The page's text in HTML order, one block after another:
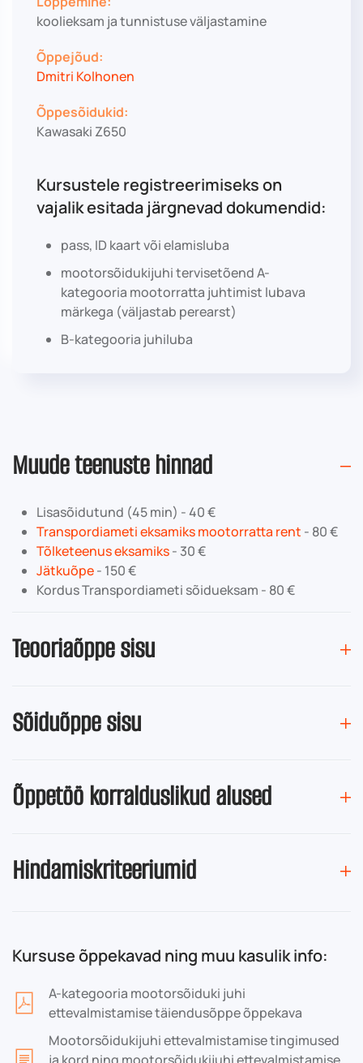
koolieksam ja tunnistuse väljastamine
Õppejõud:
Dmitri Kolhonen
Õppesõidukid:
Kawasaki Z650
Kursustele registreerimiseks on
vajalik esitada järgnevad dokumendid:
pass, ID kaart või elamisluba
mootorsõidukijuhi tervisetõend A-
kategooria mootorratta juhtimist lubava
märkega (väljastab perearst)
B-kategooria juhiluba
Muude teenuste hinnad
Lisasõidutund (45 min) - 40 €
Transpordiameti eksamiks mootorratta rent - 80 €
Tõlketeenus eksamiks- 30 €
Jätkuõpe- 150 €
Kordus Transpordiameti sõidueksam - 80 €
Teooriaõppe sisu
Sõiduõppe sisu
Õppetöö korralduslikud alused
Hindamiskriteeriumid
Kursuse õppekavad ning muu kasulik info:
A-kategooria mootorsõiduki juhi
ettevalmistamise täiendusõppe õppekava
Mootorsõidukijuhi ettevalmistamise tingimused